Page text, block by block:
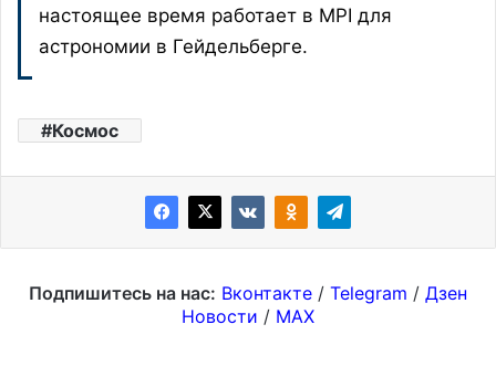
настоящее время работает в MPI для
астрономии в Гейдельберге.
Космос
Подпишитесь на нас: Вконтакте / Telegram / Дзен
Новости / MAX